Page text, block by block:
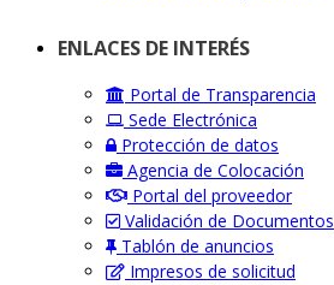
ENLACES DE INTERÉS
Portal de Transparencia
Sede Electrónica
Protección de datos
Agencia de Colocación
Portal del proveedor
Validación de Documentos
Tablón de anuncios
Impresos de solicitud